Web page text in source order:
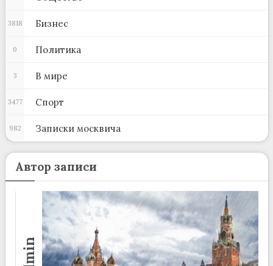
Бизнес
3818
Политика
0
В мире
3
Спорт
3477
Записки москвича
982
Автор записи